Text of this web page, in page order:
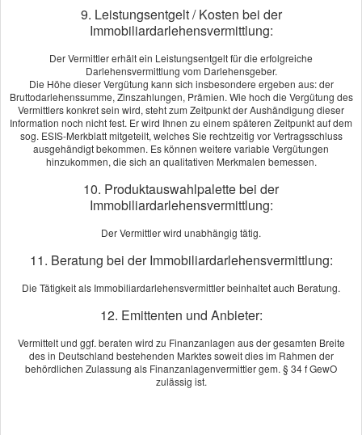
maßgeschneiderte Produkte, persönlicher Service und Hundelieb ist er
auch. Alle Versicherungen nur noch über Zimmermanns Ver­
Herzlichst....
mehr ]
Susanne Wachsmann-Jesseaus Berlin, Gesundheitscoaching
am 16.09.2022:
Herr Zimmermanns konnte für meine speziellen Anforderungen das
waren ausgezeichnet, wofür ich mich an dieser Stelle noch einmal
herzlich bedanke. Herrn Zimmermanns kompetente Beratung
empfehle ich sehr gerne weiter.
Christian Peukeraus Berlin, Geschäftsführer am 13.09.2022:
Engagement und Fachkenntnis im Bereich des Versicherungswesen
sind hilfreich und wertvoll. Deshalb kann ich ihn nur weiterempfehlen.
9. Leistungsentgelt / Kosten bei der
Immobiliardarlehensvermittlung:
Der Vermittler erhält ein Leistungsentgelt für die erfolgreiche
Darlehensvermittlung vom Darlehensgeber.
Die Höhe dieser Vergütung kann sich insbesondere ergeben aus: der
Bruttodarlehenssumme, Zinszahlungen, Prämien. Wie hoch die Vergütung des
Vermittlers konkret sein wird, steht zum Zeitpunkt der Aushändigung dieser
Information noch nicht fest. Er wird Ihnen zu einem späteren Zeitpunkt auf dem
sog. ESIS-Merkblatt mitgeteilt, welches Sie rechtzeitig vor Vertragsschluss
ausgehändigt bekommen. Es können weitere variable Vergütungen
hinzukommen, die sich an qualitativen Merkmalen bemessen.
10. Produktauswahlpalette bei der
Immobiliardarlehensvermittlung:
Der Vermittler wird unabhängig tätig.
11. Beratung bei der Immobiliardarlehensvermittlung:
Die Tätigkeit als Immobiliardarlehensvermittler beinhaltet auch Beratung.
12. Emittenten und Anbieter:
Vermittelt und ggf. beraten wird zu Finanzanlagen aus der gesamten Breite
des in Deutschland bestehenden Marktes soweit dies im Rahmen der
behördlichen Zulassung als Finanzanlagenvermittler gem. § 34 f GewO
zulässig ist.